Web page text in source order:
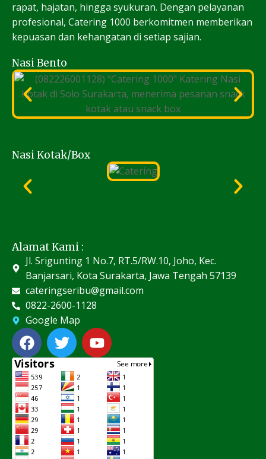
rapat, hajatan, hingga syukuran. Dengan pelayanan
profesional, Catering 1000 berkomitmen memberikan
kepuasan dan kehangatan di setiap sajian.
Nasi Bento
Nasi Kotak/Box
Alamat Kami :
Jl. Srigunting 1 No.7, RT.5/RW.10, Joho, Kec.
Banjarsari, Kota Surakarta, Jawa Tengah 57139
cateringseribu@gmail.com
0822-2600-1128
Google Map
F
a
c
e
b
o
o
k
T
w
i
t
t
e
r
Y
o
u